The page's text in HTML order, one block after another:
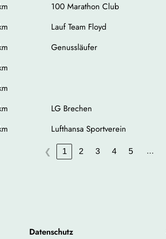
100 Marathon Club
Lauf Team Floyd
Genussläufer
LG Brechen
Lufthansa Sportverein
❮ 1 2 3 4 5 …
Datenschutz